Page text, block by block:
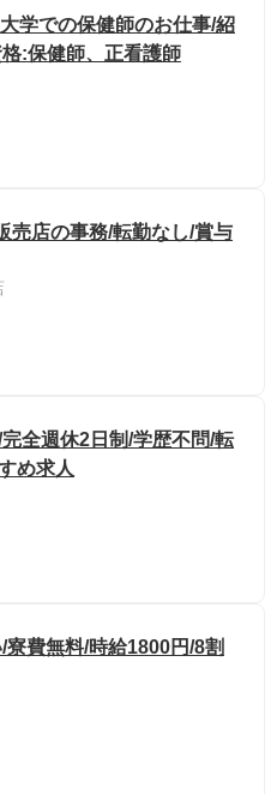
学での保健師のお仕事/紹
:保健師、正看護師
売店の事務/転勤なし/賞与
全週休2日制/学歴不問/転
め求人
費無料/時給1800円/8割